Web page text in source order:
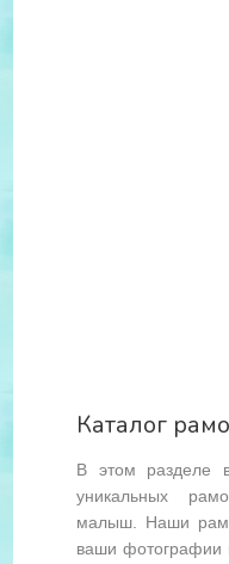
Каталог
В этом разделе
уникальных
малыш. Наши
ваши фотографии